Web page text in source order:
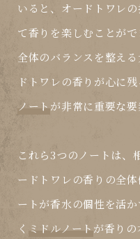
いると、オードトワレ
て香りを楽しむことがで
全体のバランスを整え
ドトワレの香りが心に
ノート が非常に重要な要
これら3つのノートは、
ードトワレの香りの全体
ートが香水の個性を活
く ミドルノート が香り